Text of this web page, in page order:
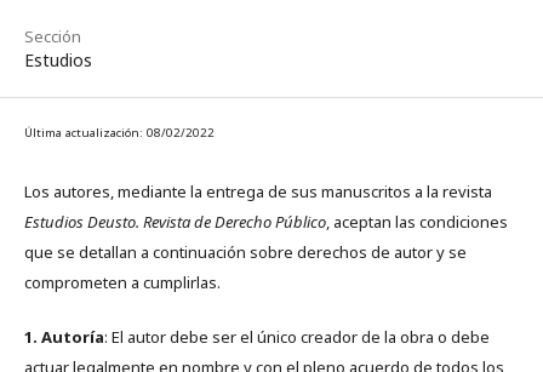
Sección
Estudios
Última actualización: 08/02/2022
Los autores, mediante la entrega de sus manuscritos a la revista
Estudios Deusto. Revista de Derecho Público, aceptan las condiciones
que se detallan a continuación sobre derechos de autor y se
comprometen a cumplirlas.
1. Autoría: El autor debe ser el único creador de la obra o debe
actuar legalmente en nombre y con el pleno acuerdo de todos los